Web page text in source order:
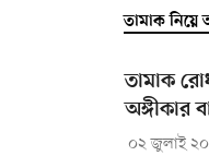
তামাক
তামাক
অঙ্গীকার
০২ জুলাই